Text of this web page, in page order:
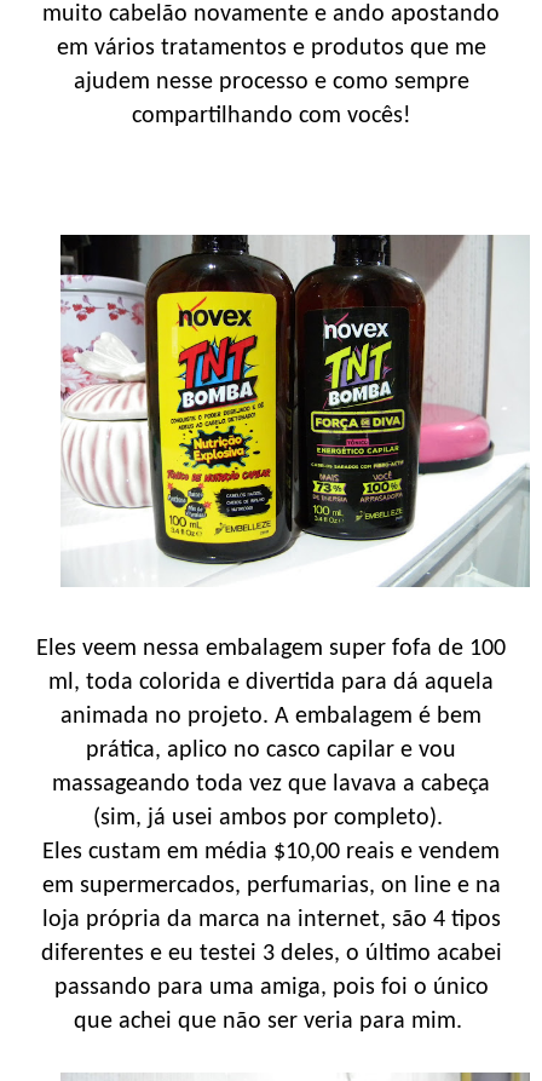
muito cabelão novamente e ando apostando
em vários tratamentos e produtos que me
ajudem nesse processo e como sempre
compartilhando com vocês!
Eles veem nessa embalagem super fofa de 100
ml, toda colorida e divertida para dá aquela
animada no projeto. A embalagem é bem
prática, aplico no casco capilar e vou
massageando toda vez que lavava a cabeça
(sim, já usei ambos por completo).
Eles custam em média $10,00 reais e vendem
em supermercados, perfumarias, on line e na
loja própria da marca na internet, são 4 tipos
diferentes e eu testei 3 deles, o último acabei
passando para uma amiga, pois foi o único
que achei que não ser veria para mim.